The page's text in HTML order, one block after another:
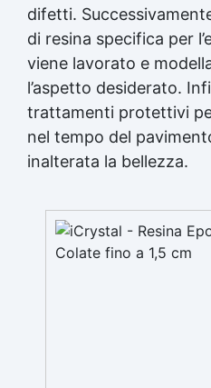
difetti.
di resina specifica per
viene lavorato e
l’aspetto desiderato.
trattamenti protettivi
nel tempo del
inalterata la bellezza.